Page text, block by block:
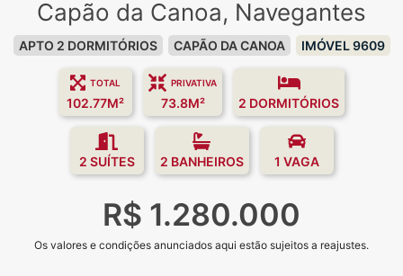
Capão da Canoa, Navegantes
APTO 2 DORMITÓRIOS CAPÃO DA CANOA IMÓVEL 9609
TOTAL
102.77M²
PRIVATIVA
73.8M² 2 DORMITÓRIOS
2 SUÍTES 2 BANHEIROS 1 VAGA
R$ 1.280.000
Os valores e condições anunciados aqui estão sujeitos a reajustes.